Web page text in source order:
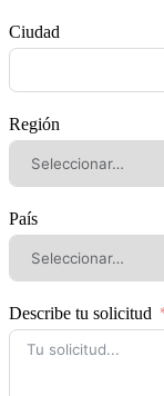
Ciudad
Región
País
Describe tu solicitud